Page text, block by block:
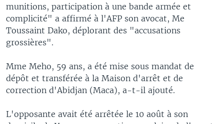
munitions, participation à une bande armée et
complicité" a affirmé à l'AFP son avocat, Me
Toussaint Dako, déplorant des "accusations
grossières".
Mme Meho, 59 ans, a été mise sous mandat de
dépôt et transférée à la Maison d'arrêt et de
correction d'Abidjan (Maca), a-t-il ajouté.
L'opposante avait été arrêtée le 10 août à son